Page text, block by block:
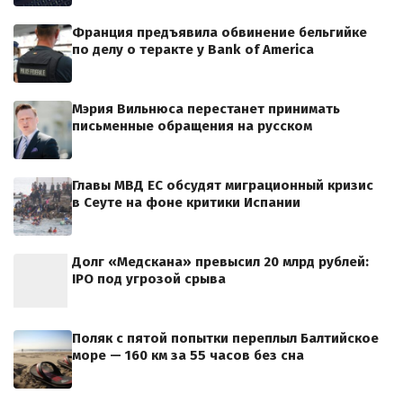
Франция предъявила обвинение бельгийке
по делу о теракте у Bank of America
Мэрия Вильнюса перестанет принимать
письменные обращения на русском
Главы МВД ЕС обсудят миграционный кризис
в Сеуте на фоне критики Испании
Долг «Медскана» превысил 20 млрд рублей:
IPO под угрозой срыва
Поляк с пятой попытки переплыл Балтийское
море — 160 км за 55 часов без сна